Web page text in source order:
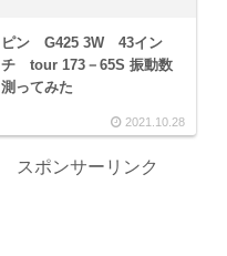
ピン G425 3W 43イン
チ tour 173－65S 振動数
測ってみた
2021.10.28
スポンサーリンク